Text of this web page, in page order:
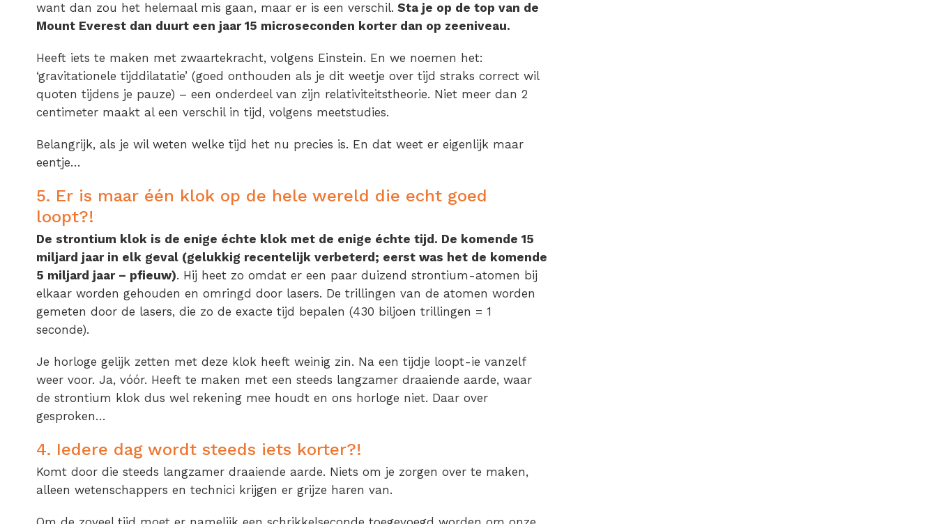
want dan zou het helemaal mis gaan, maar er is een verschil. Sta je op de top van de
Mount Everest dan duurt een jaar 15 microseconden korter dan op zeeniveau.
Heeft iets te maken met zwaartekracht, volgens Einstein. En we noemen het:
‘gravitationele tijddilatatie’ (goed onthouden als je dit weetje over tijd straks correct wil
quoten tijdens je pauze) – een onderdeel van zijn relativiteitstheorie. Niet meer dan 2
centimeter maakt al een verschil in tijd, volgens meetstudies.
Belangrijk, als je wil weten welke tijd het nu precies is. En dat weet er eigenlijk maar
eentje…
5. Er is maar één klok op de hele wereld die echt goed
loopt?!
De strontium klok is de enige échte klok met de enige échte tijd. De komende 15
miljard jaar in elk geval (gelukkig recentelijk verbeterd; eerst was het de komende
5 miljard jaar – pfieuw). Hij heet zo omdat er een paar duizend strontium-atomen bij
elkaar worden gehouden en omringd door lasers. De trillingen van de atomen worden
gemeten door de lasers, die zo de exacte tijd bepalen (430 biljoen trillingen = 1
seconde).
Je horloge gelijk zetten met deze klok heeft weinig zin. Na een tijdje loopt-ie vanzelf
weer voor. Ja, vóór. Heeft te maken met een steeds langzamer draaiende aarde, waar
de strontium klok dus wel rekening mee houdt en ons horloge niet. Daar over
gesproken…
4. Iedere dag wordt steeds iets korter?!
Komt door die steeds langzamer draaiende aarde. Niets om je zorgen over te maken,
alleen wetenschappers en technici krijgen er grijze haren van.